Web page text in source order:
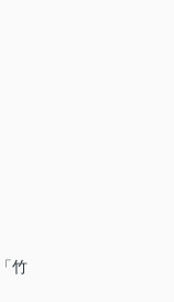
竹